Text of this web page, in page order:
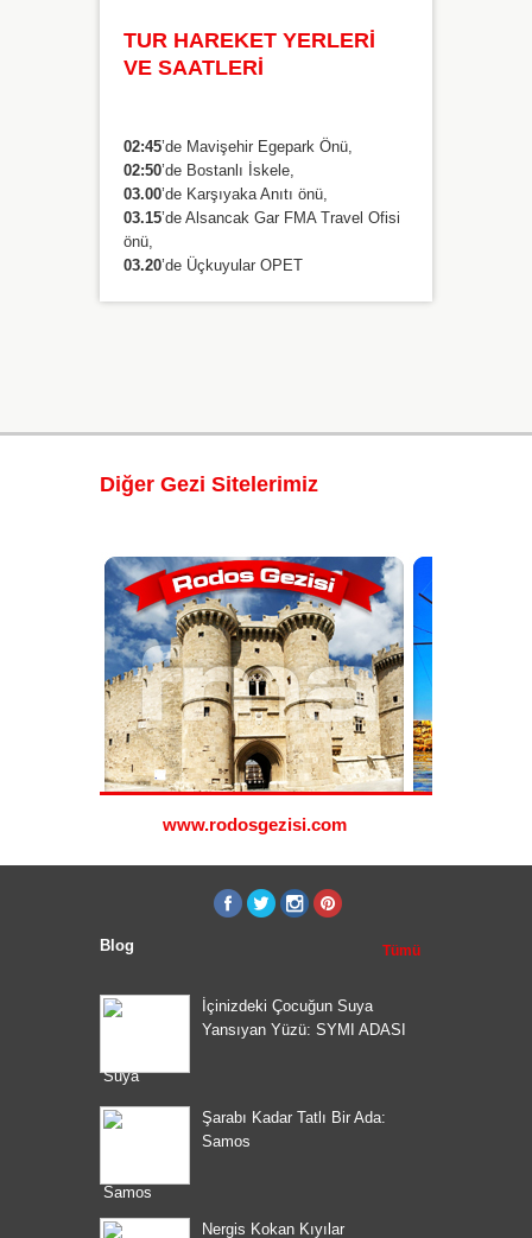
TUR HAREKET YERLERİ
VE SAATLERİ
02:45’de Mavişehir Egepark Önü,
02:50’de Bostanlı İskele,
03.00’de Karşıyaka Anıtı önü,
03.15’de Alsancak Gar FMA Travel Ofisi
önü,
03.20’de Üçkuyular OPET
Diğer Gezi Sitelerimiz
www.rodosgezisi.com
Blog Tümü
İçinizdeki Çocuğun Suya
Yansıyan Yüzü: SYMI ADASI
Şarabı Kadar Tatlı Bir Ada:
Samos
Nergis Kokan Kıyılar